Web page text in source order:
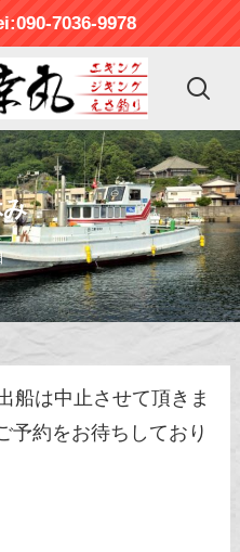
7036-9978
船は中止させて頂きま
予約をお待ちしており